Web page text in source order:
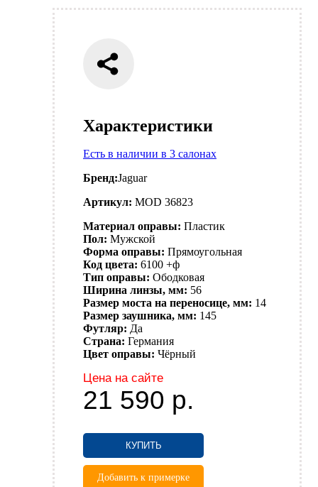
Характеристики
Есть в наличии в 3 салонах
Бренд:Jaguar
Артикул: MOD 36823
Материал оправы: Пластик
Пол: Мужской
Форма оправы: Прямоугольная
Код цвета: 6100 +ф
Тип оправы: Ободковая
Ширина линзы, мм: 56
Размер моста на переносице, мм: 14
Размер заушника, мм: 145
Футляр: Да
Страна: Германия
Цвет оправы: Чёрный
Цена на сайте
21 590 р.
КУПИТЬ
Добавить к примерке